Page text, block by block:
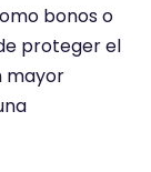
bonos o
proteger el
mayor